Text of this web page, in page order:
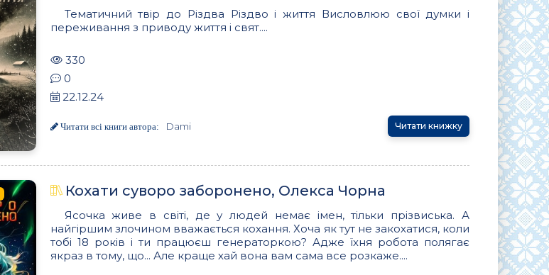
Тематичний твір до Різдва Різдво і життя Висловлюю свої думки і
переживання з приводу життя і свят....
330
0
22.12.24
Читати всі книги автора: Dami Читати книжку
Кохати суворо заборонено, Олекса Чорна
Ясочка живе в світі, де у людей немає імен, тільки прізвиська. А
найгіршим злочином вважається кохання. Хоча як тут не закохатися, коли
тобі 18 років і ти працюєш генераторкою? Адже їхня робота полягає
якраз в тому, що... Але краще хай вона вам сама все розкаже....